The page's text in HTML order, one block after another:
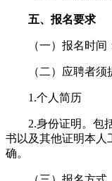
五、报名要求
（一）报名时间：
（二）应聘者须
1.个人简历
2.身份证明。包括
书以及其他证明本人
确。